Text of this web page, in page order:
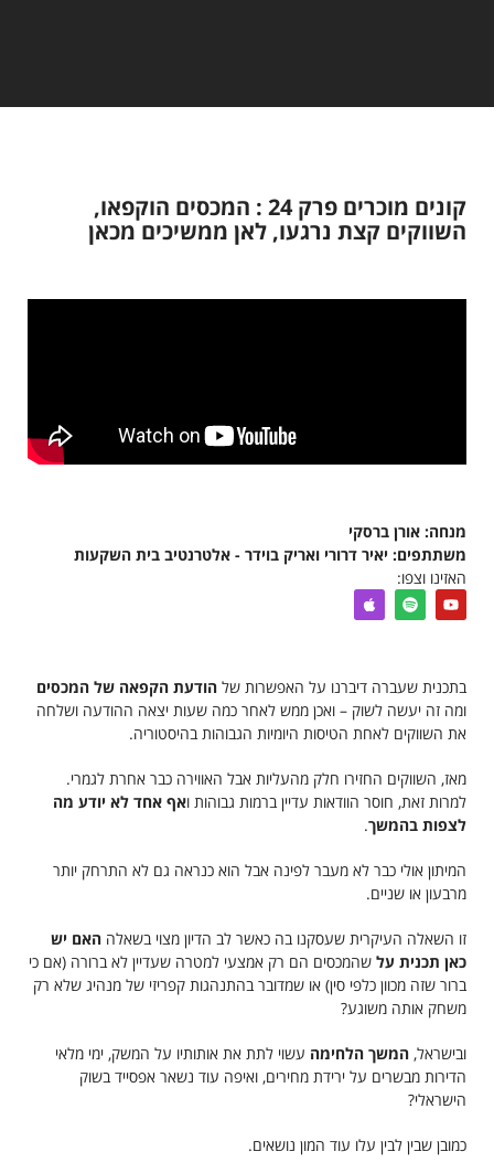
קונים מוכרים פרק 24 : המכסים הוקפאו,
השווקים קצת נרגעו, לאן ממשיכים מכאן
מנחה: אורן ברסקי
משתתפים: יאיר דרורי ואריק בוידר - אלטרנטיב בית השקעות
האזינו וצפו:
בתכנית שעברה דיברנו על האפשרות של הודעת הקפאה של המכסים
ומה זה יעשה לשוק – ואכן ממש לאחר כמה שעות יצאה ההודעה ושלחה
את השווקים לאחת הטיסות היומיות הגבוהות בהיסטוריה.
מאז, השווקים החזירו חלק מהעליות אבל האווירה כבר אחרת לגמרי.
למרות זאת, חוסר הוודאות עדיין ברמות גבוהות ואף אחד לא יודע מה
לצפות בהמשך.
המיתון אולי כבר לא מעבר לפינה אבל הוא כנראה גם לא התרחק יותר
מרבעון או שניים.
זו השאלה העיקרית שעסקנו בה כאשר לב הדיון מצוי בשאלה האם יש
כאן תכנית על שהמכסים הם רק אמצעי למטרה שעדיין לא ברורה (אם כי
ברור שזה מכוון כלפי סין) או שמדובר בהתנהגות קפריזי של מנהיג שלא רק
משחק אותה משוגע?
ובישראל, המשך הלחימה עשוי לתת את אותותיו על המשק, ימי מלאי
הדירות מבשרים על ירידת מחירים, ואיפה עוד נשאר אפסייד בשוק
הישראלי?
כמובן שבין לבין עלו עוד המון נושאים.